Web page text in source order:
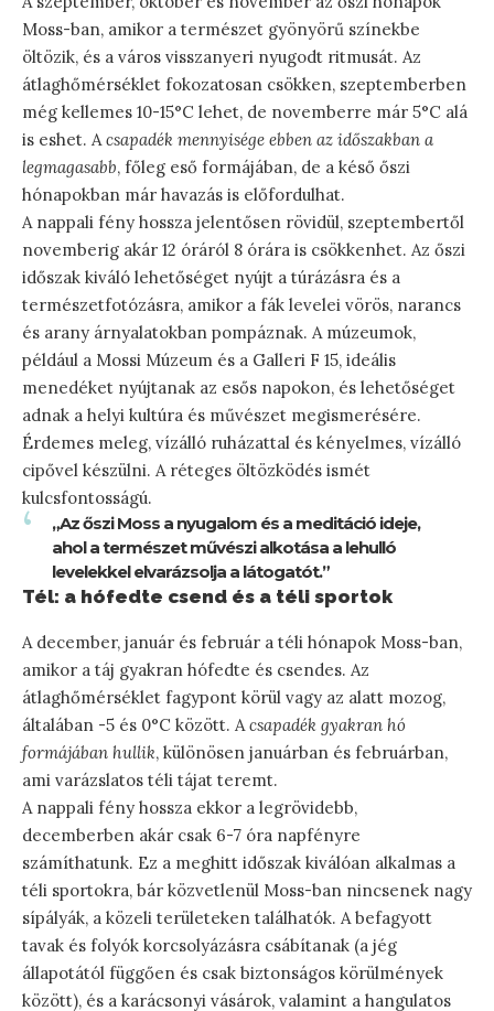
Moss-ban, amikor a természet gyönyörű színekbe
öltözik, és a város visszanyeri nyugodt ritmusát. Az
átlaghőmérséklet fokozatosan csökken, szeptemberben
még kellemes 10-15°C lehet, de novemberre már 5°C alá
is eshet. Acsapadék mennyisége ebben az időszakban a
legmagasabb, főleg eső formájában, de a késő őszi
hónapokban már havazás is előfordulhat.
A nappali fény hossza jelentősen rövidül, szeptembertől
novemberig akár 12 óráról 8 órára is csökkenhet. Az őszi
időszak kiváló lehetőséget nyújt a túrázásra és a
természetfotózásra, amikor a fák levelei vörös, narancs
és arany árnyalatokban pompáznak. A múzeumok,
például a Mossi Múzeum és a Galleri F 15, ideális
menedéket nyújtanak az esős napokon, és lehetőséget
adnak a helyi kultúra és művészet megismerésére.
Érdemes meleg, vízálló ruházattal és kényelmes, vízálló
cipővel készülni. A réteges öltözködés ismét
kulcsfontosságú.
„Az őszi Moss a nyugalom és a meditáció ideje,
ahol a természet művészi alkotása a lehulló
levelekkel elvarázsolja a látogatót.”
Tél: a hófedte csend és a téli sportok
A december, január és február a téli hónapok Moss-ban,
amikor a táj gyakran hófedte és csendes. Az
átlaghőmérséklet fagypont körül vagy az alatt mozog,
általában -5 és 0°C között. A csapadék gyakran hó
formájában hullik, különösen januárban és februárban,
ami varázslatos téli tájat teremt.
A nappali fény hossza ekkor a legrövidebb,
decemberben akár csak 6-7 óra napfényre
számíthatunk. Ez a meghitt időszak kiválóan alkalmas a
téli sportokra, bár közvetlenül Moss-ban nincsenek nagy
sípályák, a közeli területeken találhatók. A befagyott
tavak és folyók korcsolyázásra csábítanak (a jég
állapotától függően és csak biztonságos körülmények
között), és a karácsonyi vásárok, valamint a hangulatos